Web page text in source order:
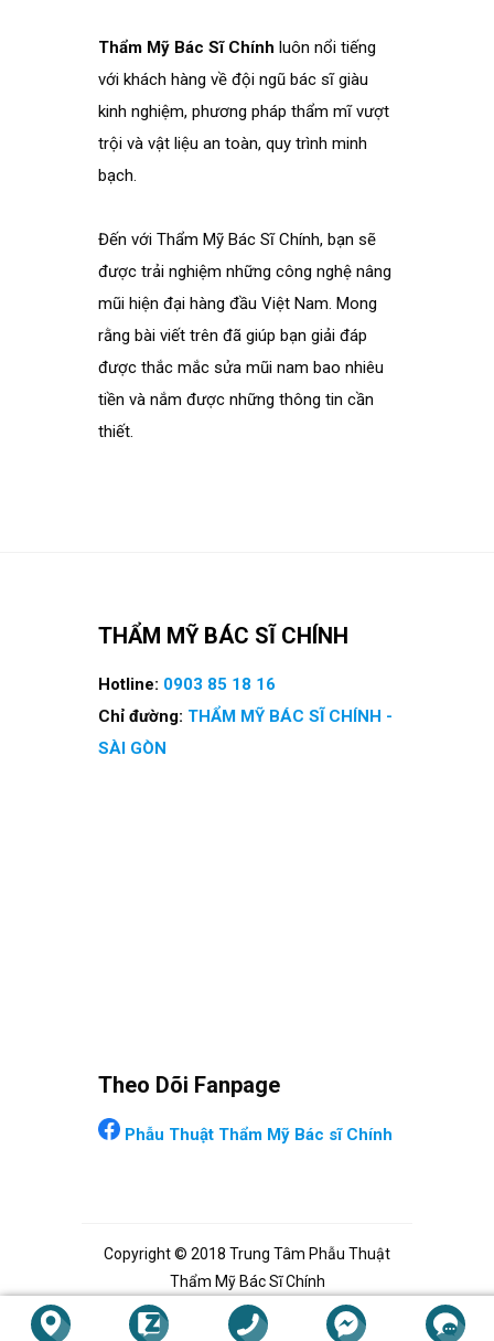
Thẩm Mỹ Bác Sĩ Chính luôn nổi tiếng
với khách hàng về đội ngũ bác sĩ giàu
kinh nghiệm, phương pháp thẩm mĩ vượt
trội và vật liệu an toàn, quy trình minh
bạch.
Đến với Thẩm Mỹ Bác Sĩ Chính, bạn sẽ
được trải nghiệm những công nghệ nâng
mũi hiện đại hàng đầu Việt Nam. Mong
rằng bài viết trên đã giúp bạn giải đáp
được thắc mắc sửa mũi nam bao nhiêu
tiền và nắm được những thông tin cần
thiết.
THẨM MỸ BÁC SĨ CHÍNH
Hotline: 0903 85 18 16
Chỉ đường: THẨM MỸ BÁC SĨ CHÍNH -
SÀI GÒN
Theo Dõi Fanpage
Phẫu Thuật Thẩm Mỹ Bác sĩ Chính
Copyright © 2018 Trung Tâm Phẫu Thuật
Thẩm Mỹ Bác Sĩ Chính